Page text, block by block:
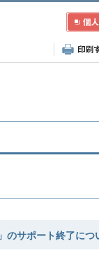
サポート終了につ